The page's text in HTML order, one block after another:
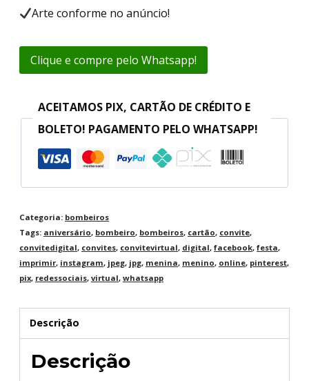
Arte conforme no anúncio!
Clique e compre pelo Whatsapp!
ACEITAMOS PIX, CARTÃO DE CRÉDITO E
BOLETO! PAGAMENTO PELO WHATSAPP!
Categoria: bombeiros
Tags: aniversário, bombeiro, bombeiros, cartão, convite,
convitedigital, convites, convitevirtual, digital, facebook, festa,
imprimir, instagram, jpeg, jpg, menina, menino, online, pinterest,
pix, redessociais, virtual, whatsapp
Descrição
Descrição